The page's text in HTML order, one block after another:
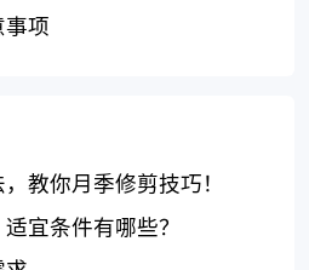
项
教你月季修剪技巧！
宜条件有哪些？